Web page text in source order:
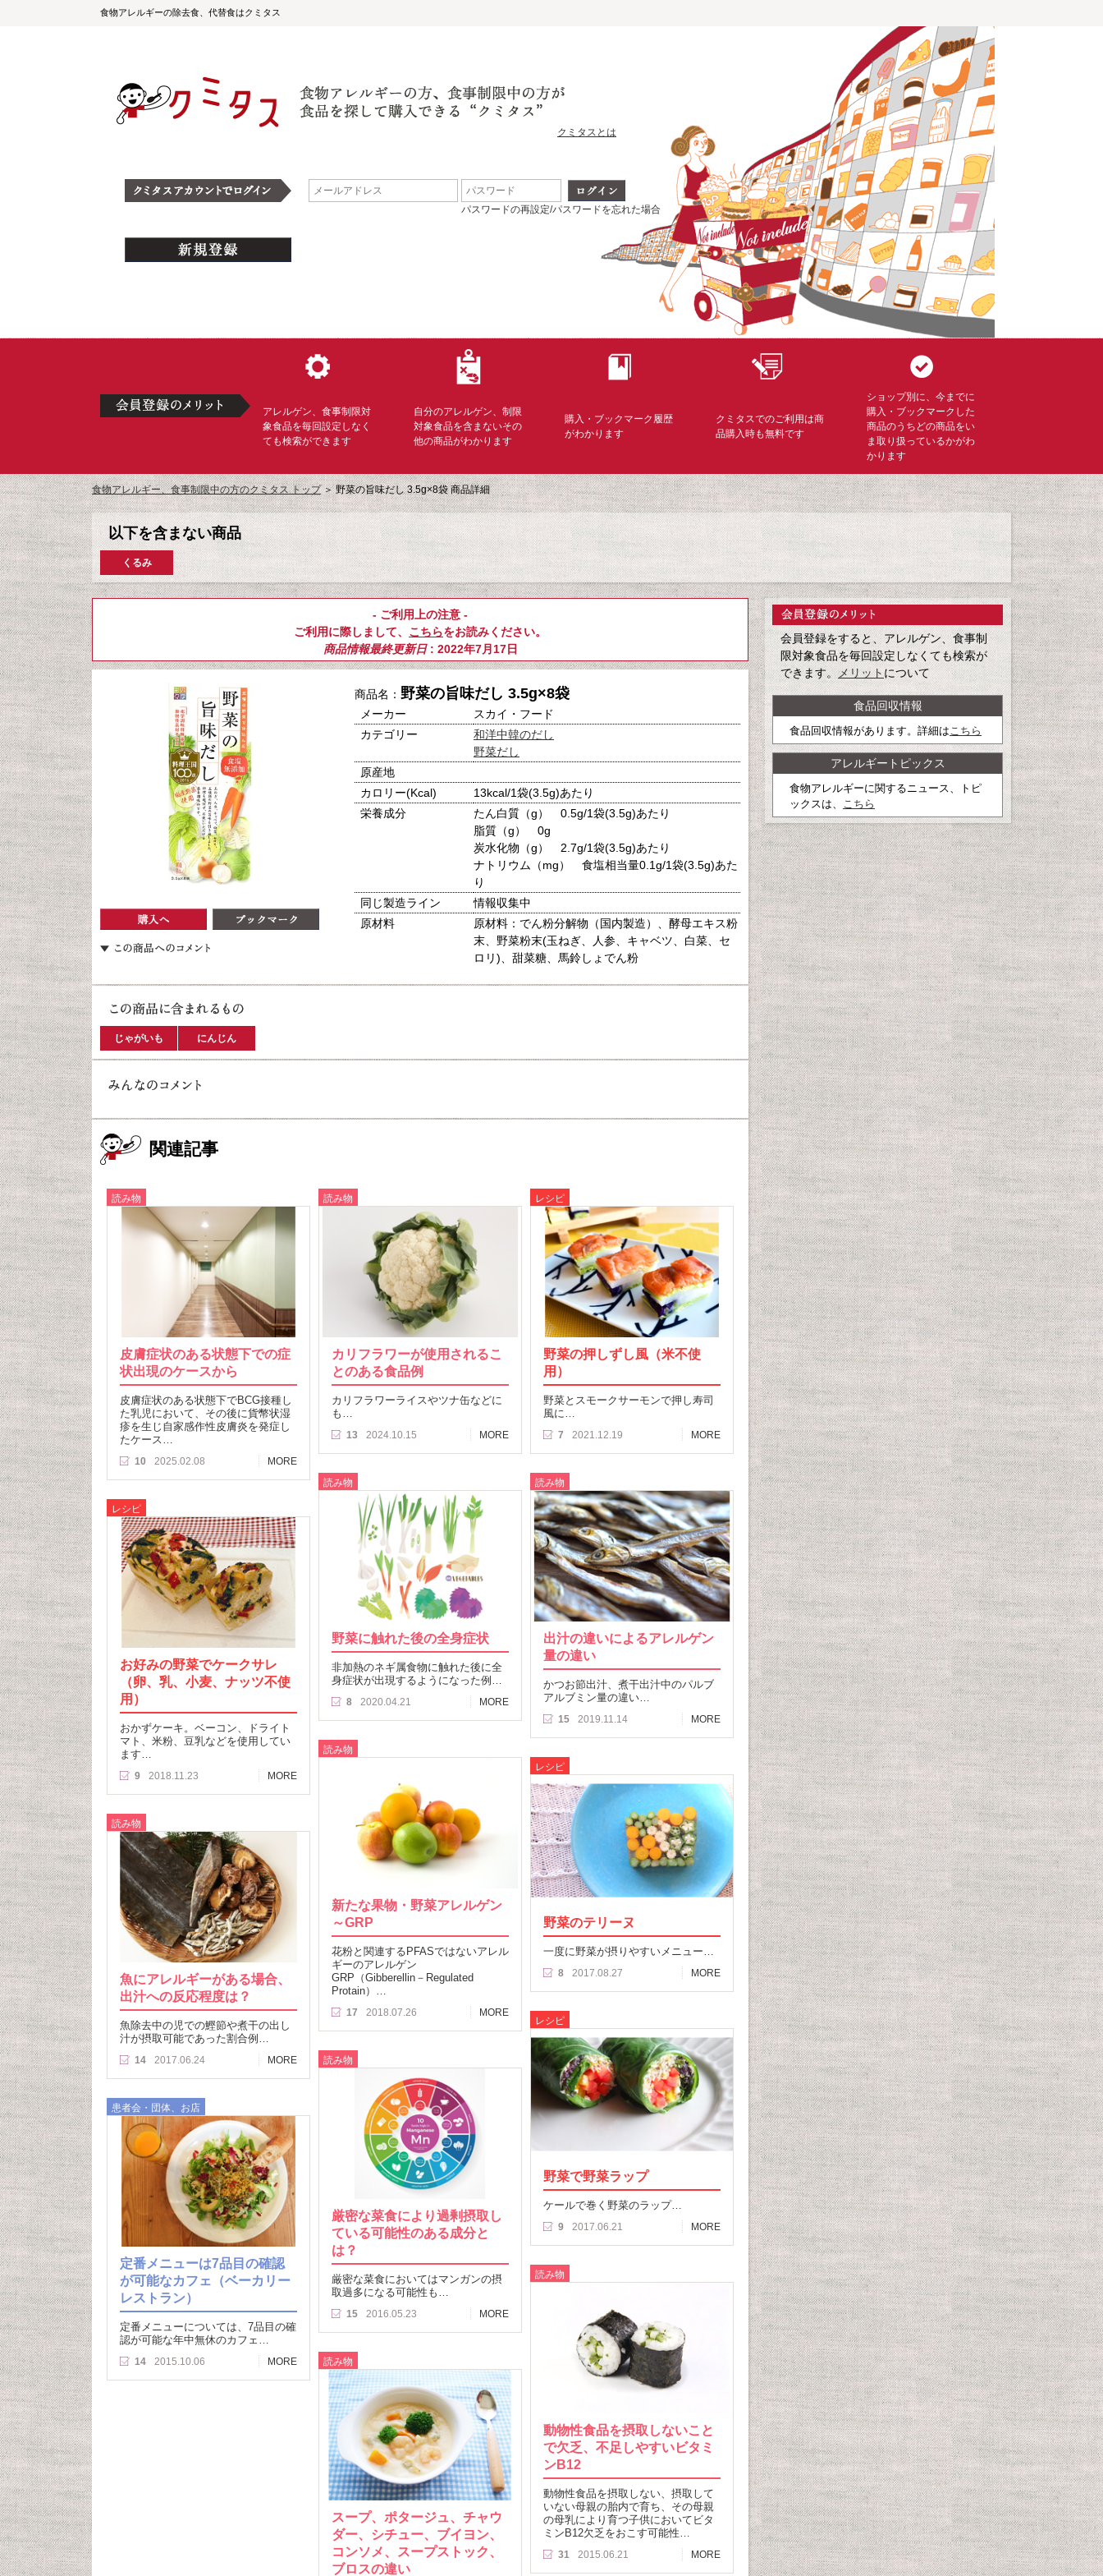
食物アレルギーの除去食、代替食はクミタス
クミタスとは
パスワードの再設定/パスワードを忘れた場合
アレルゲン、食事制限対
象食品を毎回設定しなく
ても検索ができます
自分のアレルゲン、制限
対象食品を含まないその
他の商品がわかります
購入・ブックマーク履歴
がわかります
クミタスでのご利用は商
品購入時も無料です
ショップ別に、今までに
購入・ブックマークした
商品のうちどの商品をい
ま取り扱っているかがわ
かります
食物アレルギー、食事制限中の方のクミタス トップ＞野菜の旨味だし 3.5g×8袋 商品詳細
以下を含まない商品
くるみ
- ご利用上の注意 -
ご利用に際しまして、 こちらをお読みください。
商品情報最終更新日: 2022年7月17日
商品名： 野菜の旨味だし 3.5g×8袋
メーカー
スカイ・フード
カテゴリー
和洋中韓のだし
野菜だし
原産地
カロリー(Kcal)
13kcal/1袋(3.5g)あたり
栄養成分
たん白質（g） 0.5g/1袋(3.5g)あたり
脂質（g） 0g
炭水化物（g） 2.7g/1袋(3.5g)あたり
ナトリウム（mg） 食塩相当量0.1g/1袋(3.5g)あた
り
同じ製造ライン
情報収集中
原材料
原材料：でん粉分解物（国内製造）、酵母エキス粉
末、野菜粉末(玉ねぎ、人参、キャベツ、白菜、セ
ロリ)、甜菜糖、馬鈴しょでん粉
じゃがいも にんじん
関連記事
読み物
皮膚症状のある状態下での症
状出現のケースから
皮膚症状のある状態下でBCG接種し
た乳児において、その後に貨幣状湿
疹を生じ自家感作性皮膚炎を発症し
たケース…
10 2025.02.08 MORE
読み物
カリフラワーが使用されるこ
とのある食品例
カリフラワーライスやツナ缶などに
も…
13 2024.10.15 MORE
レシピ
野菜の押しずし風（米不使
用）
野菜とスモークサーモンで押し寿司
風に…
7 2021.12.19 MORE
読み物
野菜に触れた後の全身症状
非加熱のネギ属食物に触れた後に全
身症状が出現するようになった例…
8 2020.04.21 MORE
読み物
出汁の違いによるアレルゲン
量の違い
かつお節出汁、煮干出汁中のパルブ
アルブミン量の違い…
15 2019.11.14 MORE
レシピ
お好みの野菜でケークサレ
（卵、乳、小麦、ナッツ不使
用）
おかずケーキ。ベーコン、ドライト
マト、米粉、豆乳などを使用してい
ます…
9 2018.11.23 MORE
読み物
新たな果物・野菜アレルゲン
～GRP
花粉と関連するPFASではないアレル
ギーのアレルゲン
GRP（Gibberellin－Regulated
Protain）…
17 2018.07.26 MORE
レシピ
野菜のテリーヌ
一度に野菜が摂りやすいメニュー…
8 2017.08.27 MORE
読み物
魚にアレルギーがある場合、
出汁への反応程度は？
魚除去中の児での鰹節や煮干の出し
汁が摂取可能であった割合例…
14 2017.06.24 MORE
レシピ
野菜で野菜ラップ
ケールで巻く野菜のラップ…
9 2017.06.21 MORE
読み物
厳密な菜食により過剰摂取し
ている可能性のある成分と
は？
厳密な菜食においてはマンガンの摂
取過多になる可能性も…
15 2016.05.23 MORE
患者会・団体、お店
定番メニューは7品目の確認
が可能なカフェ（ベーカリー
レストラン）
定番メニューについては、7品目の確
認が可能な年中無休のカフェ…
14 2015.10.06 MORE
読み物
動物性食品を摂取しないこと
で欠乏、不足しやすいビタミ
ンB12
動物性食品を摂取しない、摂取して
いない母親の胎内で育ち、その母親
の母乳により育つ子供においてビタ
ミンB12欠乏をおこす可能性…
31 2015.06.21 MORE
読み物
スープ、ポタージュ、チャウ
ダー、シチュー、ブイヨン、
コンソメ、スープストック、
ブロスの違い
会員登録をすると、アレルゲン、食事制
限対象食品を毎回設定しなくても検索が
できます。メリットについて
食品回収情報
食品回収情報があります。詳細は こちら
アレルギートピックス
食物アレルギーに関するニュース、トピ
ックスは、
こちら